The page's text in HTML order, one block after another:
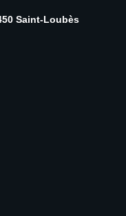
Saint-Loubès